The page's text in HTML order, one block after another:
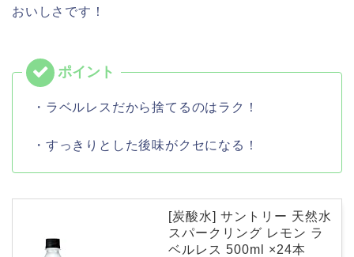
おいしさです！
・ラベルレスだから捨てるのはラク！
・すっきりとした後味がクセになる！
[炭酸水] サントリー 天然水
スパークリング レモン ラ
ベルレス 500ml ×24本